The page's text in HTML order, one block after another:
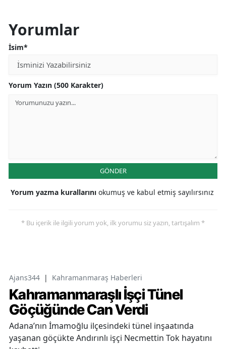
Yorumlar
İsim*
Yorum Yazın (500 Karakter)
GÖNDER
Yorum yazma kurallarını okumuş ve kabul etmiş sayılırsınız
* Bu içerik ile ilgili yorum yok, ilk yorumu siz yazın, tartışalım *
Ajans344 | Kahramanmaraş Haberleri
Kahramanmaraşlı İşçi Tünel
Göçüğünde Can Verdi
Adana’nın İmamoğlu ilçesindeki tünel inşaatında
yaşanan göçükte Andırınlı işçi Necmettin Tok hayatını